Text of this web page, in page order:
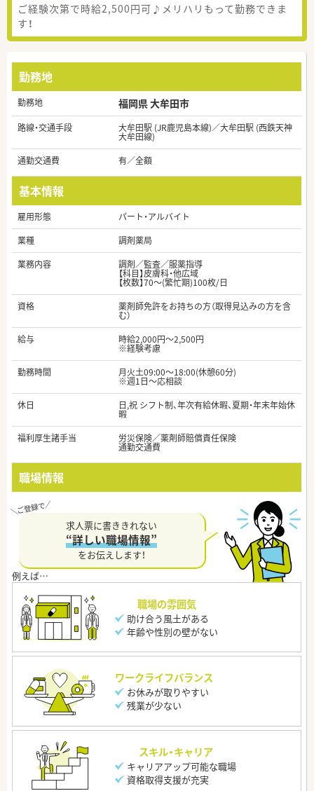
ご経験次第で時給2,500円可♪メリハリもって勤務できま
す！
勤務地
勤務地 福岡県 大牟田市
路線・交通手段 大牟田駅 (JR鹿児島本線)／大牟田駅 (西鉄天神
大牟田線)
通勤交通費
有／全額
基本情報
雇用形態
パート・アルバイト
業種
調剤薬局
業務内容
調剤／監査／服薬指導
【科目】皮膚科・他広域
【枚数】70～(繁忙期)100枚/日
資格
薬剤師免許をお持ちの方（取得見込みの方を含
む）
給与
時給2,000円～2,500円
※経験考慮
勤務時間
月火土09:00～18:00(休憩60分)
※週1日～応相談
休日
日,祝 シフト制、年次有給休暇、夏期・年末年始休
暇
福利厚生諸手当
労災保険／薬剤師賠償責任保険
通勤交通費
職場情報
求人票に書ききれない
“詳しい職場情報”
をお伝えします！
職場の雰囲気
助け合う風土がある
年齢や性別の壁がない
ワークライフバランス
お休みが取りやすい
残業が少ない
スキル・キャリア
キャリアアップ可能な職場
資格取得支援が充実